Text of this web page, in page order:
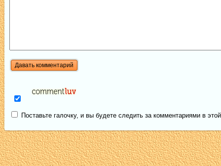
Поставьте галочку, и вы будете следить за комментариями в